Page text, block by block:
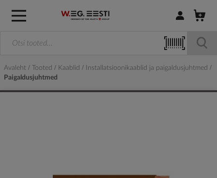
Logi sisse /
Avaleht Tooted Kaablid
Installatsioonikaablid ja paigaldusjuhtmed
Paigaldusjuhtmed